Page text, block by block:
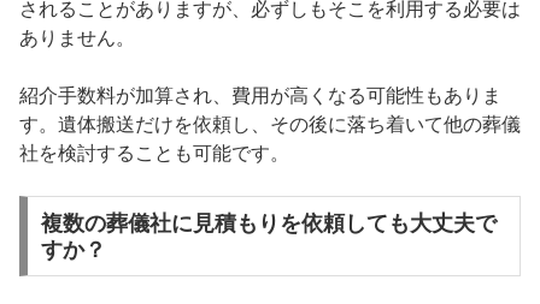
されることがありますが、必ずしもそこを利用する必要は
ありません。
紹介手数料が加算され、費用が高くなる可能性もありま
す。遺体搬送だけを依頼し、その後に落ち着いて他の葬儀
社を検討することも可能です。
複数の葬儀社に見積もりを依頼しても大丈夫で
すか？